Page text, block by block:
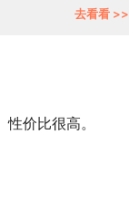
去看看 >>